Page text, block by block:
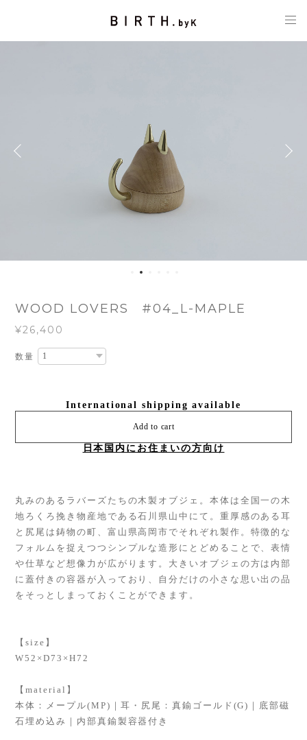
WOOD LOVERS #04_L-MAPLE
¥26,400
数量
International shipping available
Add to cart
日本国内にお住まいの方向け
丸みのあるラバーズたちの木製オブジェ。本体は全国一の木
地ろくろ挽き物産地である石川県山中にて。重厚感のある耳
と尻尾は鋳物の町、富山県高岡市でそれぞれ製作。特徴的な
フォルムを捉えつつシンプルな造形にとどめることで、表情
や仕草など想像力が広がります。大きいオブジェの方は内部
に蓋付きの容器が入っており、自分だけの小さな思い出の品
をそっとしまっておくことができます。
【size】
W52×D73×H72
【material】
本体：メープル(MP)｜耳・尻尾：真鍮ゴールド(G)｜底部磁
石埋め込み｜内部真鍮製容器付き